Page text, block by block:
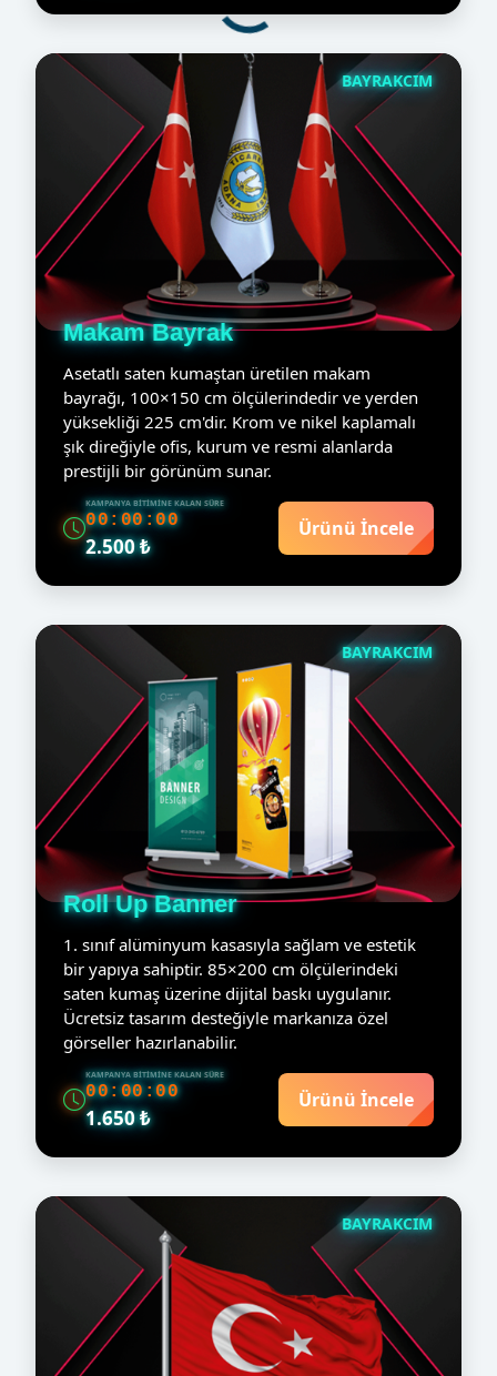
BAYRAKCIM
Makam Bayrak
Asetatlı saten kumaştan üretilen makam
bayrağı, 100×150 cm ölçülerindedir ve yerden
yüksekliği 225 cm'dir. Krom ve nikel kaplamalı
şık direğiyle ofis, kurum ve resmi alanlarda
prestijli bir görünüm sunar.
KAMPANYA BITIMINE KALAN SÜRE
00:00:00
2.500 ₺
Ürünü İncele
BAYRAKCIM
Roll Up Banner
1. sınıf alüminyum kasasıyla sağlam ve estetik
bir yapıya sahiptir. 85×200 cm ölçülerindeki
saten kumaş üzerine dijital baskı uygulanır.
Ücretsiz tasarım desteğiyle markanıza özel
görseller hazırlanabilir.
KAMPANYA BITIMINE KALAN SÜRE
00:00:00
1.650 ₺
Ürünü İncele
BAYRAKCIM